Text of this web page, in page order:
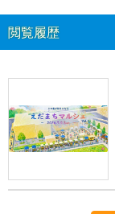
閲覧履歴